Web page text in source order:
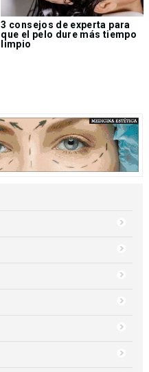
3 consejos de experta para
que el pelo dure más tiempo
limpio